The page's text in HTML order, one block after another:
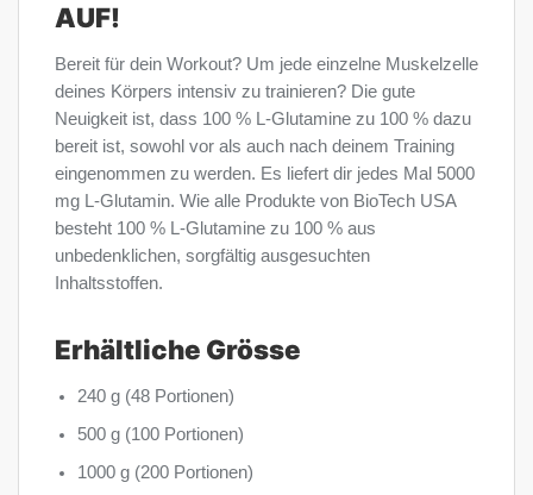
AUF!
Bereit für dein Workout? Um jede einzelne Muskelzelle
deines Körpers intensiv zu trainieren? Die gute
Neuigkeit ist, dass 100 % L-Glutamine zu 100 % dazu
bereit ist, sowohl vor als auch nach deinem Training
eingenommen zu werden. Es liefert dir jedes Mal 5000
mg L-Glutamin. Wie alle Produkte von BioTech USA
besteht 100 % L-Glutamine zu 100 % aus
unbedenklichen, sorgfältig ausgesuchten
Inhaltsstoffen.
Erhältliche Grösse
240 g (48 Portionen)
500 g (100 Portionen)
1000 g (200 Portionen)